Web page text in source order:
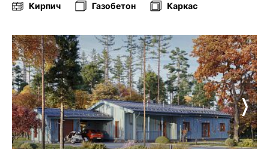
Кирпич Газобетон Каркас